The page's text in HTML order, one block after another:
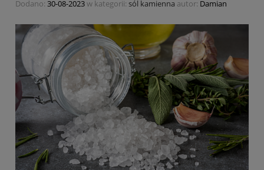
Dodano: 30-08-2023w kategorii: sól kamienna autor: Damian